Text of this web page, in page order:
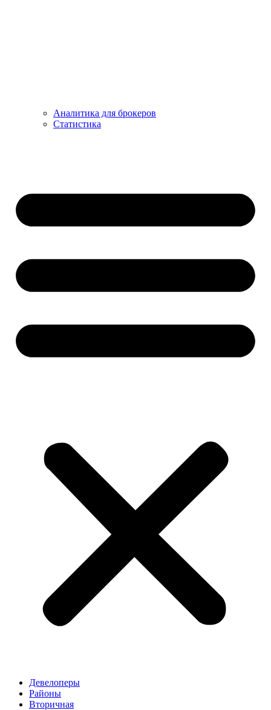
Аналитика для брокеров
Статистика
Девелоперы
Районы
Вторичная